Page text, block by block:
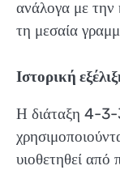
ανάλογα με την
τη μεσαία
Ιστορική
Η διάταξη 4-3-
υιοθετηθεί